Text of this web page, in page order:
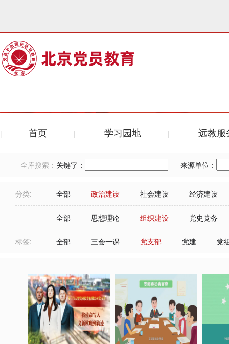
首页 学习园地 远教服
全库搜索： 关键字： 来源单位：
分类: 全部 政治建设 社会建设 经济建设
全部 思想理论 组织建设 党史党务
标签: 全部 三会一课 党支部 党建 党